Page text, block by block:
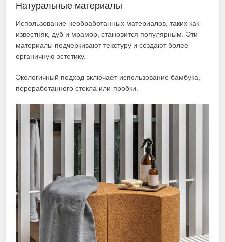
Натуральные материалы
Использование необработанных материалов, таких как
известняк, дуб и мрамор, становится популярным. Эти
материалы подчеркивают текстуру и создают более
органичную эстетику.
Экологичный подход включает использование бамбука,
переработанного стекла или пробки.